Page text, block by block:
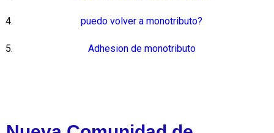
puedo volver a monotributo?
Adhesion de monotributo